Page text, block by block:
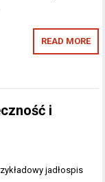
READ MORE
i